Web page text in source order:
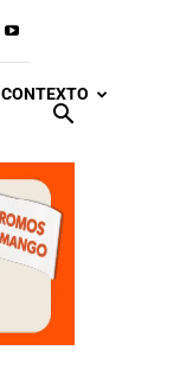
CONTEXTO